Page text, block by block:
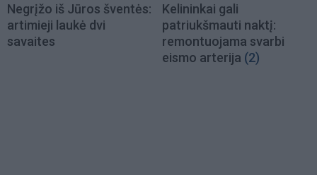
Negrįžo iš Jūros šventės:
artimieji laukė dvi
savaites
Kelininkai gali
patriukšmauti naktį:
remontuojama svarbi
eismo arterija (2)